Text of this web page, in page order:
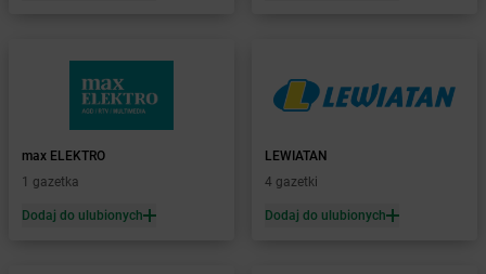
Barwałd Średni
Barwice
Bażanowice
Żabka Będzin
Żabka Bełchatów
Żabka Bełsznica
max ELEKTRO
1 gazetka
Dodaj do ulubionych
LEWIATAN
4 gazetki
Dodaj do ulubionych